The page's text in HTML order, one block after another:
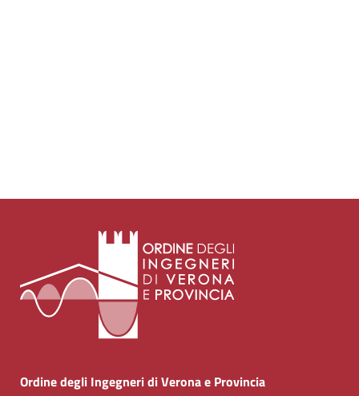
Ordine degli Ingegneri di Verona e Provincia